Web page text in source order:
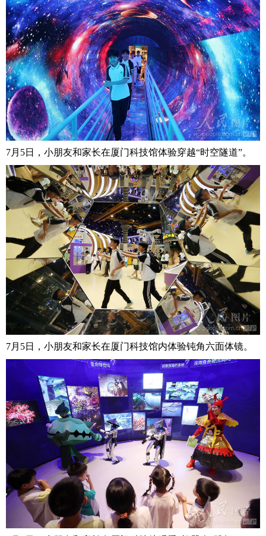
7月5日，小朋友和家长在厦门科技馆体验穿越“时空隧道”。
7月5日，小朋友和家长在厦门科技馆内体验钝角六面体镜。